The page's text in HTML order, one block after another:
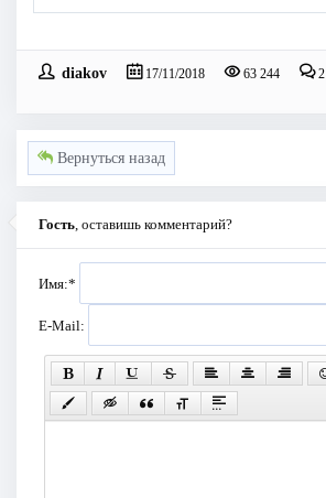
diakov 17/11/2018 63 244 2
Вернуться назад
Гость, оставишь комментарий?
Имя:*
E-Mail: